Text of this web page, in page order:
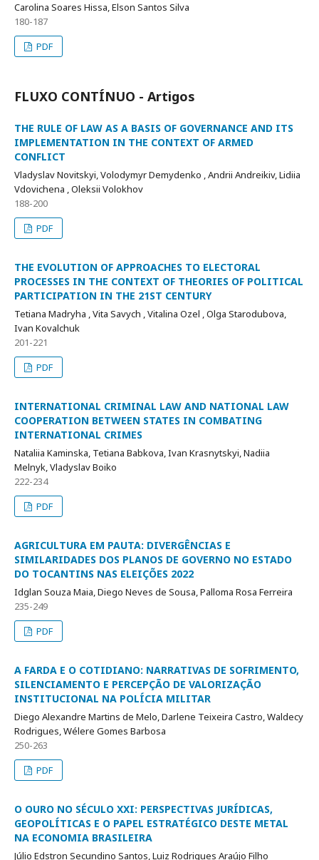
Carolina Soares Hissa, Elson Santos Silva
180-187
PDF
FLUXO CONTÍNUO - Artigos
THE RULE OF LAW AS A BASIS OF GOVERNANCE AND ITS
IMPLEMENTATION IN THE CONTEXT OF ARMED
CONFLICT
Vladyslav Novitskyi, Volodymyr Demydenko , Andrii Andreikiv, Lidiia
Vdovichena , Oleksii Volokhov
188-200
PDF
THE EVOLUTION OF APPROACHES TO ELECTORAL
PROCESSES IN THE CONTEXT OF THEORIES OF POLITICAL
PARTICIPATION IN THE 21ST CENTURY
Tetiana Madryha , Vita Savych , Vitalina Ozel , Olga Starodubova,
Ivan Kovalchuk
201-221
PDF
INTERNATIONAL CRIMINAL LAW AND NATIONAL LAW
COOPERATION BETWEEN STATES IN COMBATING
INTERNATIONAL CRIMES
Nataliia Kaminska, Tetiana Babkova, Ivan Krasnytskyi, Nadiia
Melnyk, Vladyslav Boiko
222-234
PDF
AGRICULTURA EM PAUTA: DIVERGÊNCIAS E
SIMILARIDADES DOS PLANOS DE GOVERNO NO ESTADO
DO TOCANTINS NAS ELEIÇÕES 2022
Idglan Souza Maia, Diego Neves de Sousa, Palloma Rosa Ferreira
235-249
PDF
A FARDA E O COTIDIANO: NARRATIVAS DE SOFRIMENTO,
SILENCIAMENTO E PERCEPÇÃO DE VALORIZAÇÃO
INSTITUCIONAL NA POLÍCIA MILITAR
Diego Alexandre Martins de Melo, Darlene Teixeira Castro, Waldecy
Rodrigues, Wélere Gomes Barbosa
250-263
PDF
O OURO NO SÉCULO XXI: PERSPECTIVAS JURÍDICAS,
GEOPOLÍTICAS E O PAPEL ESTRATÉGICO DESTE METAL
NA ECONOMIA BRASILEIRA
Júlio Edstron Secundino Santos, Luiz Rodrigues Araújo Filho